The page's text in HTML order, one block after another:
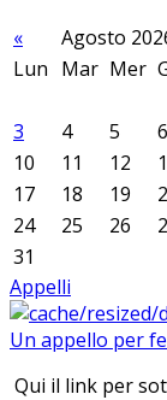
« Agosto
Lun Mar Mer
3
4 5 6
10
11 12
17
18 19
24
25 26
31
Appelli
Un appello per
Qui il link per